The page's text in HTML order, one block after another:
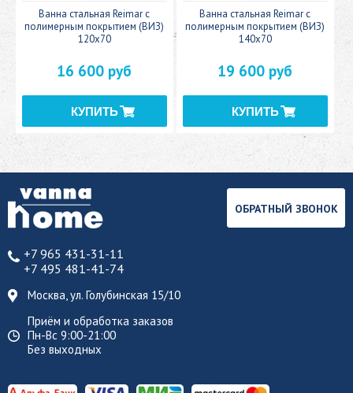
Ванна стальная Reimar с
полимерным покрытием (ВИЗ)
120x70
16 600 руб
Ванна стальная Reimar с
полимерным покрытием (ВИЗ)
140x70
19 600 руб
+7 965 431-31-11
+7 495 481-41-74
Москва, ул. Голубинская 15/10
Приём и обработка заказов
Пн-Вс 9:00-21:00
Без выходных
ОБРАТНЫЙ ЗВОНОК